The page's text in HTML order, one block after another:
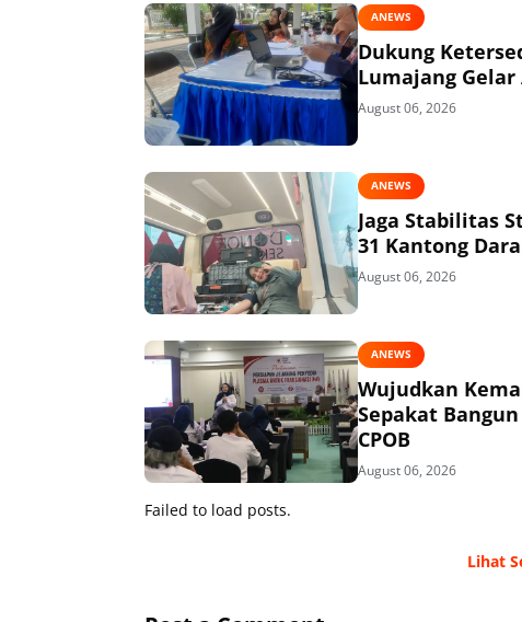
ANEWS
Dukung
Lumajang
August 06, 2026
ANEWS
Jaga Stabilitas
31 Kantong
August 06, 2026
ANEWS
Wujudkan
Sepakat
CPOB
August 06, 2026
Failed to load posts.
Lihat